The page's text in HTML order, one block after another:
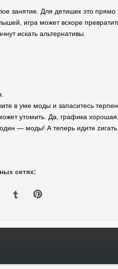
занятие. Для детишек это
игра может вскоре
искать альтернативы.
в уме моды и запаситесь
утомить. Да, графика
— моды! А теперь идите
сетях: